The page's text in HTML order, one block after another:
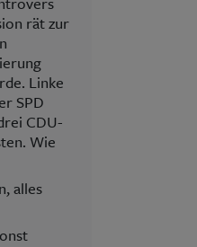
rät zur
Linke
SPD
CDU-
Wie
alles